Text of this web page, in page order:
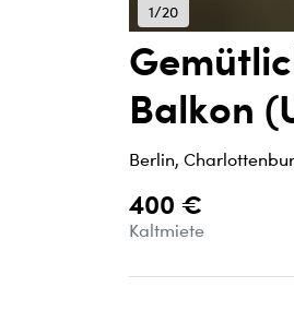
1/20
Balkon
Berlin,
400 €
Kaltmiete